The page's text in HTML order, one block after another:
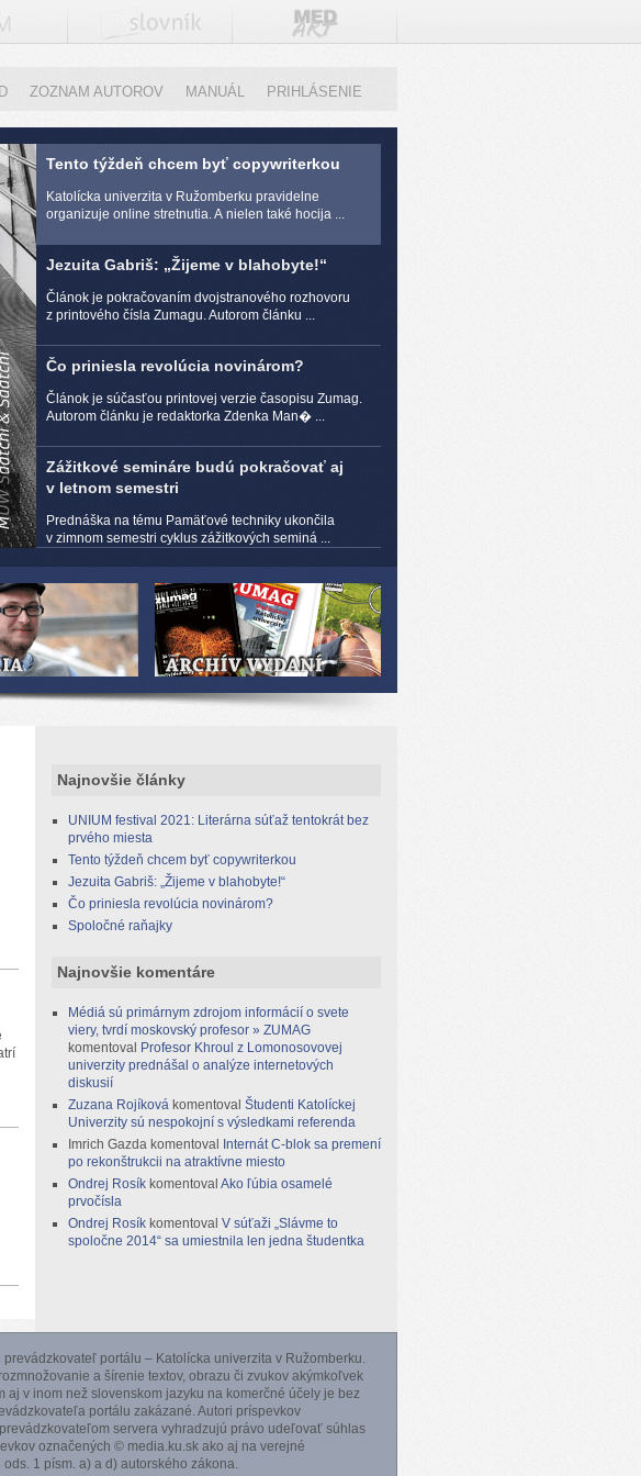
ZOZNAM AUTOROV MANUÁL PRIHLÁSENIE
Tento týždeň chcem byť copywriterkou
Katolícka univerzita v Ružomberku pravidelne
organizuje online stretnutia. A nielen také hocija ...
Jezuita Gabriš: „Žijeme v blahobyte!“
Článok je pokračovaním dvojstranového rozhovoru
z printového čísla Zumagu. Autorom článku ...
Čo priniesla revolúcia novinárom?
Článok je súčasťou printovej verzie časopisu Zumag.
Autorom článku je redaktorka Zdenka Man� ...
Zážitkové semináre budú pokračovať aj
v letnom semestri
Prednáška na tému Pamäťové techniky ukončila
v zimnom semestri cyklus zážitkových seminá ...
Najnovšie články
UNIUM festival 2021: Literárna súťaž tentokrát bez
prvého miesta
Tento týždeň chcem byť copywriterkou
Jezuita Gabriš: „Žijeme v blahobyte!“
Čo priniesla revolúcia novinárom?
Spoločné raňajky
Najnovšie komentáre
Médiá sú primárnym zdrojom informácií o svete
viery, tvrdí moskovský profesor » ZUMAG
komentoval Profesor Khroul z Lomonosovovej
univerzity prednášal o analýze internetových
diskusií
Zuzana Rojíková komentoval Študenti Katolíckej
Univerzity sú nespokojní s výsledkami referenda
Imrich Gazda komentoval
Internát C-blok sa premení
po rekonštrukcii na atraktívne miesto
Ondrej Rosík komentoval Ako ľúbia osamelé
prvočísla
Ondrej Rosík komentoval V súťaži „Slávme to
spoločne 2014“ sa umiestnila len jedna študentka
portálu – Katolícka univerzita v Ružomberku.
a šírenie textov, obrazu či zvukov akýmkoľvek
aj v inom než slovenskom jazyku na komerčné účely je bez
portálu zakázané. Autori príspevkov
servera vyhradzujú právo udeľovať súhlas
označených © media.ku.sk ako aj na verejné
1 písm. a) a d) autorského zákona.